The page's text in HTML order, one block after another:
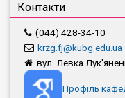
Контакти
(044) 428-34-10
krzg.fj@kubg.edu.ua
вул. Левка
Профіль